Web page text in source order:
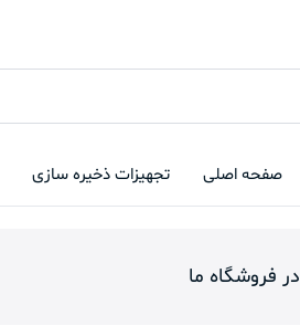
صفحه اصلی تجهیزات ذخیره سازی
در فروشگاه ما